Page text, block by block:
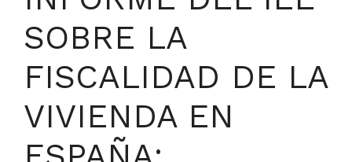
SOBRE LA
FISCALIDAD DE LA
VIVIENDA EN